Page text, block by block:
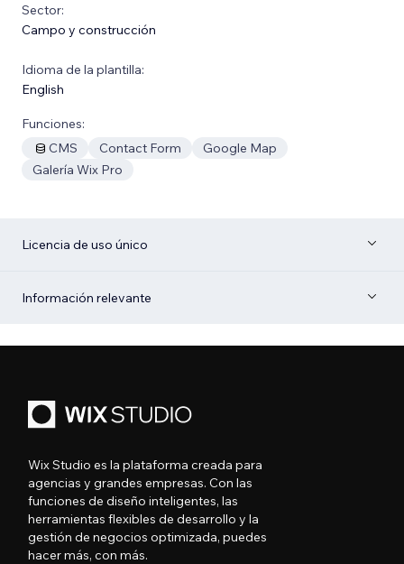
Sector:
Campo y construcción
Idioma de la plantilla:
English
Funciones:
CMS
Contact Form
Google Map
Galería Wix Pro
Licencia de uso único
Información relevante
Wix Studio es la plataforma creada para
agencias y grandes empresas. Con las
funciones de diseño inteligentes, las
herramientas flexibles de desarrollo y la
gestión de negocios optimizada, puedes
hacer más, con más.